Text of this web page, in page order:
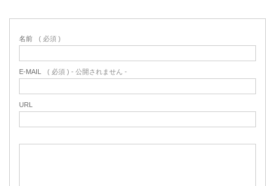
名前 ( 必須 )
E-MAIL ( 必須 ) - 公開されません -
URL